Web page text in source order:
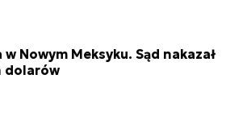
Nowym Meksyku. Sąd nakazał
dolarów